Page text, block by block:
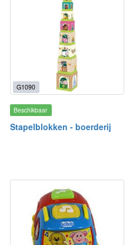
G1090
Beschikbaar
Stapelblokken - boerderij